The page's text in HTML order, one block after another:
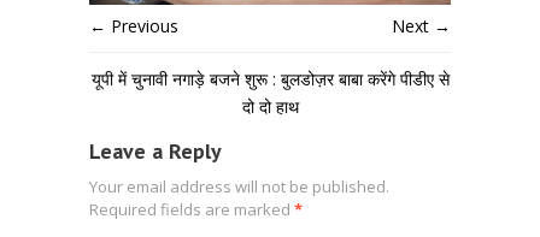
← Previous Next →
यूपी में चुनावी नगाड़े बजने शुरू : बुलडोज़र बाबा करेंगे पीडीए से
दो दो हाथ
Leave a Reply
Your email address will not be published.
Required fields are marked *